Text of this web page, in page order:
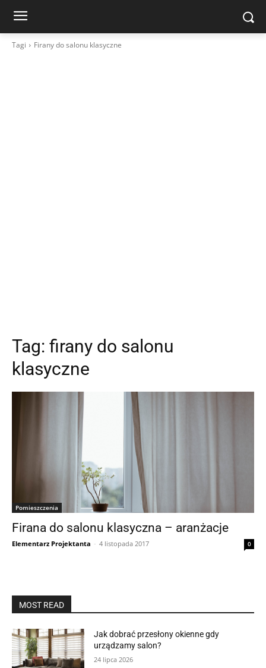
Tagi Firany do salonu klasyczne
Tag: firany do salonu
klasyczne
Pomieszczenia
Firana do salonu klasyczna – aranżacje
Elementarz Projektanta - 4 listopada 2017 0
MOST READ
Jak dobrać przesłony okienne gdy
urządzamy salon?
24 lipca 2026